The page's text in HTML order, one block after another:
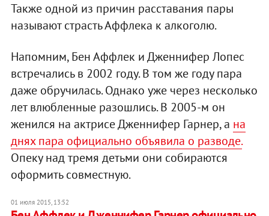
Также одной из причин расставания пары
называют страсть Аффлека к алкоголю.
Напомним, Бен Аффлек и Дженнифер Лопес
встречались в 2002 году. В том же году пара
даже обручилась. Однако уже через несколько
лет влюбленные разошлись. В 2005-м он
женился на актрисе Дженнифер Гарнер, а на
днях пара официально объявила о разводе.
Опеку над тремя детьми они собираются
оформить совместную.
01 июля 2015, 13:52